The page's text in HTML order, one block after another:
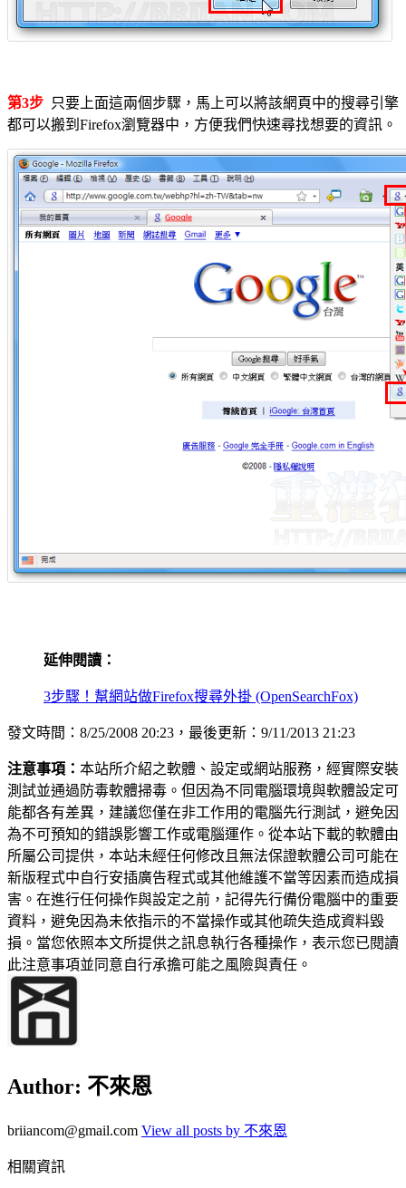
第3步 只要上面這兩個步驟，馬上可以將該網頁中的搜尋引擎
都可以搬到Firefox瀏覽器中，方便我們快速尋找想要的資訊。
延伸閱讀：
3步驟！幫網站做Firefox搜尋外掛 (OpenSearchFox)
發文時間：8/25/2008 20:23，最後更新：9/11/2013 21:23
注意事項： 本站所介紹之軟體、設定或網站服務，經實際安裝
測試並通過防毒軟體掃毒。但因為不同電腦環境與軟體設定可
能都各有差異，建議您僅在非工作用的電腦先行測試，避免因
為不可預知的錯誤影響工作或電腦運作。從本站下載的軟體由
所屬公司提供，本站未經任何修改且無法保證軟體公司可能在
新版程式中自行安插廣告程式或其他維護不當等因素而造成損
害。在進行任何操作與設定之前，記得先行備份電腦中的重要
資料，避免因為未依指示的不當操作或其他疏失造成資料毀
損。當您依照本文所提供之訊息執行各種操作，表示您已閱讀
此注意事項並同意自行承擔可能之風險與責任。
Author: 不來恩
briiancom@gmail.com View all posts by 不來恩
相關資訊